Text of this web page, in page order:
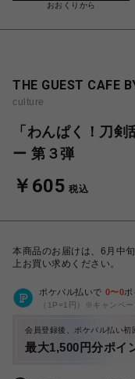
おおくりから
THE GUEST CAFE
culture
「わんぱく！刀
ー 第３弾
￥605 税込
本商品のお届けは、6月中
上お買い求めください。
ポケパル払いで 0〜0ポ
（1P=1円）※キャンペー
会員登録後、ポケパル払い初
最大1,500円分ポイ